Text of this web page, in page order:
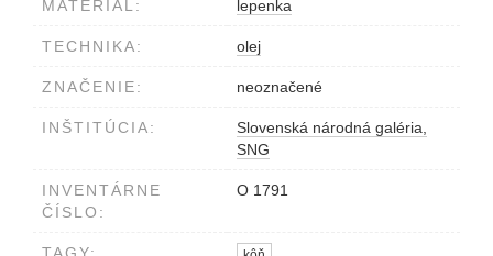
MATERIÁL: lepenka
TECHNIKA: olej
ZNAČENIE: neoznačené
INŠTITÚCIA:
Slovenská národná galéria,
SNG
INVENTÁRNE
ČÍSLO:
O 1791